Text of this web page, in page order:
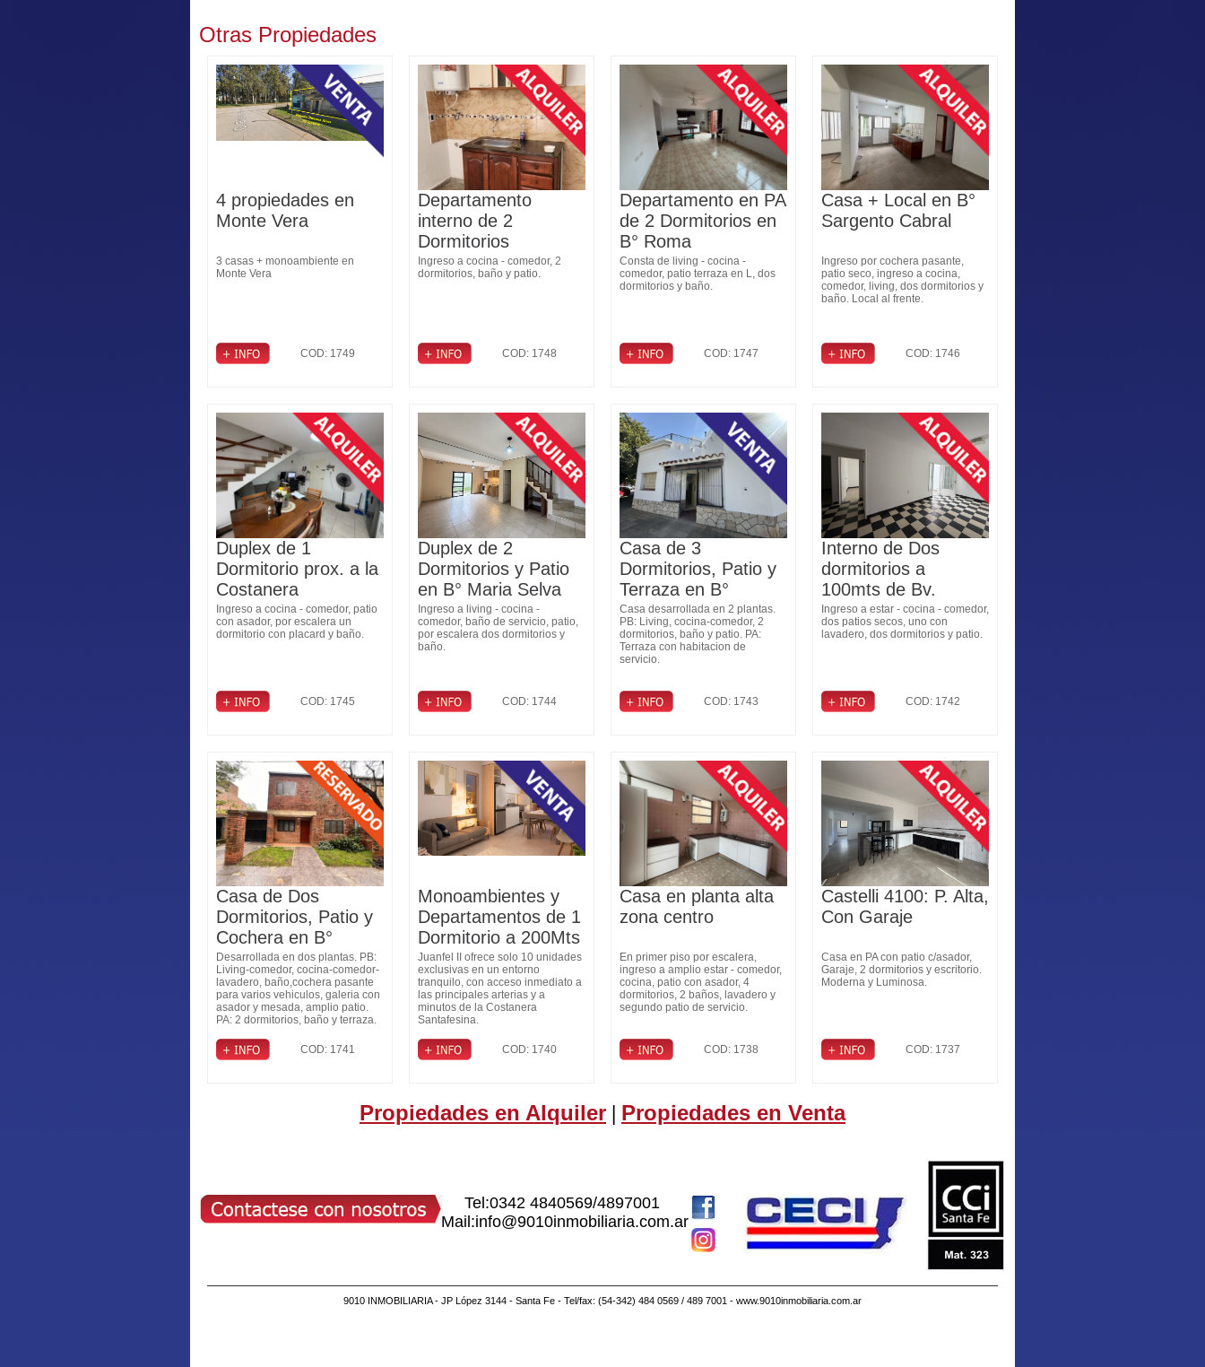
Otras Propiedades
4 propiedades en
Monte Vera
3 casas + monoambiente en
Monte Vera
COD: 1749
Departamento
interno de 2
Dormitorios
Ingreso a cocina - comedor, 2
dormitorios, baño y patio.
COD: 1748
Departamento en PA
de 2 Dormitorios en
B° Roma
Consta de living - cocina -
comedor, patio terraza en L, dos
dormitorios y baño.
COD: 1747
Casa + Local en B°
Sargento Cabral
Ingreso por cochera pasante,
patio seco, ingreso a cocina,
comedor, living, dos dormitorios y
baño. Local al frente.
COD: 1746
Duplex de 1
Dormitorio prox. a la
Costanera
Ingreso a cocina - comedor, patio
con asador, por escalera un
dormitorio con placard y baño.
COD: 1745
Duplex de 2
Dormitorios y Patio
en B° Maria Selva
Ingreso a living - cocina -
comedor, baño de servicio, patio,
por escalera dos dormitorios y
baño.
COD: 1744
Casa de 3
Dormitorios, Patio y
Terraza en B°
Fomento 9 de Julio
Casa desarrollada en 2 plantas.
PB: Living, cocina-comedor, 2
dormitorios, baño y patio. PA:
Terraza con habitacion de
servicio.
COD: 1743
Interno de Dos
dormitorios a
100mts de Bv.
Pellegrini
Ingreso a estar - cocina - comedor,
dos patios secos, uno con
lavadero, dos dormitorios y patio.
COD: 1742
Casa de Dos
Dormitorios, Patio y
Cochera en B°
Judiciales
Desarrollada en dos plantas. PB:
Living-comedor, cocina-comedor-
lavadero, baño,cochera pasante
para varios vehiculos, galeria con
asador y mesada, amplio patio.
PA: 2 dormitorios, baño y terraza.
COD: 1741
Monoambientes y
Departamentos de 1
Dormitorio a 200Mts
de General Paz
Juanfel II ofrece solo 10 unidades
exclusivas en un entorno
tranquilo, con acceso inmediato a
las principales arterias y a
minutos de la Costanera
Santafesina.
COD: 1740
Casa en planta alta
zona centro
En primer piso por escalera,
ingreso a amplio estar - comedor,
cocina, patio con asador, 4
dormitorios, 2 baños, lavadero y
segundo patio de servicio.
COD: 1738
Castelli 4100: P. Alta,
Con Garaje
Casa en PA con patio c/asador,
Garaje, 2 dormitorios y escritorio.
Moderna y Luminosa.
COD: 1737
Propiedades en Alquiler Propiedades en Venta
Tel:0342 4840569/4897001
Mail:info@9010inmobiliaria.com.ar
9010 INMOBILIARIA - JP López 3144 - Santa Fe - Tel/fax: (54-342) 484 0569 / 489 7001 - www.9010inmobiliaria.com.ar